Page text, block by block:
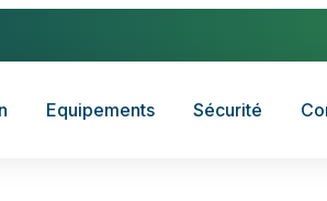
Equipements Sécurité